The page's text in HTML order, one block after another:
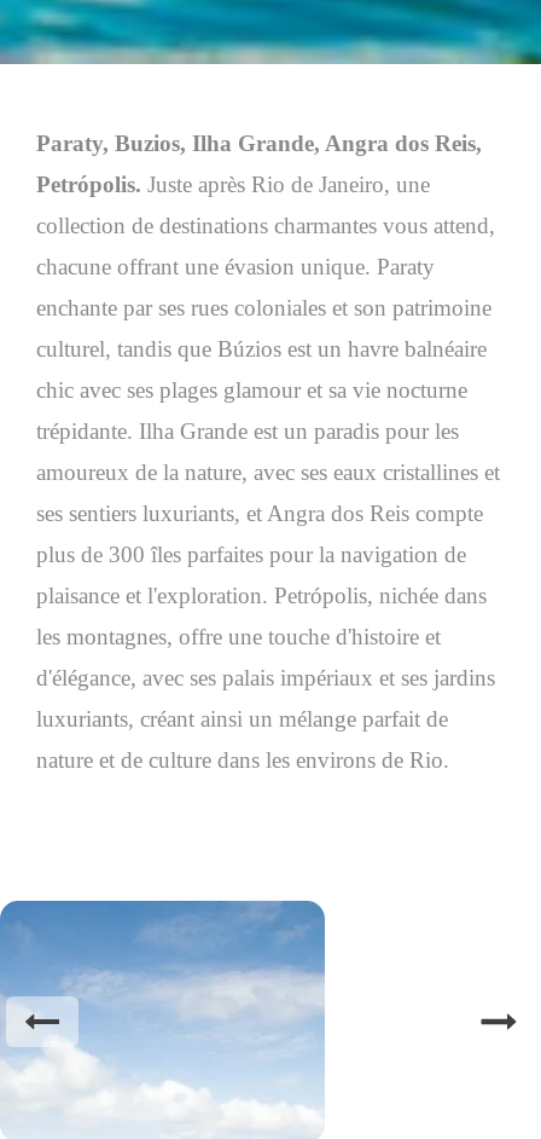
Paraty, Buzios, Ilha Grande, Angra dos Reis,
Petrópolis. Juste après Rio de Janeiro, une
collection de destinations charmantes vous attend,
chacune offrant une évasion unique. Paraty
enchante par ses rues coloniales et son patrimoine
culturel, tandis que Búzios est un havre balnéaire
chic avec ses plages glamour et sa vie nocturne
trépidante. Ilha Grande est un paradis pour les
amoureux de la nature, avec ses eaux cristallines et
ses sentiers luxuriants, et Angra dos Reis compte
plus de 300 îles parfaites pour la navigation de
plaisance et l'exploration. Petrópolis, nichée dans
les montagnes, offre une touche d'histoire et
d'élégance, avec ses palais impériaux et ses jardins
luxuriants, créant ainsi un mélange parfait de
nature et de culture dans les environs de Rio.